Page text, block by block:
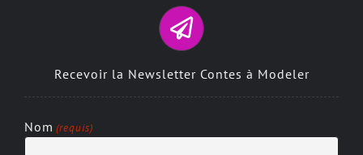
Recevoir la Newsletter Contes à Modeler
Nom (requis)